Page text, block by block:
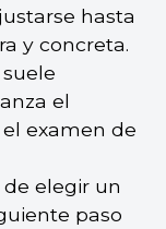
hasta
y concreta.
el
examen de
de elegir un
paso